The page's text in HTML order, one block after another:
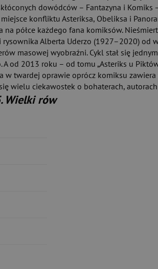
dowódców – Fantazyna i
konfliktu Asteriksa, Obeliksa i
półce każdego fana komiksów.
rysownika Alberta Uderzo (1927–2020)
masowej wyobraźni. Cykl stał się
A od 2013 roku – od tomu „Asteriks u
w twardej oprawie oprócz komiksu
wielu ciekawostek o bohaterach,
Wielki rów